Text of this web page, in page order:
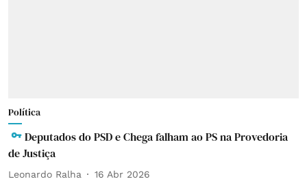
Política
Deputados do PSD e Chega falham ao PS na Provedoria
de Justiça
Leonardo Ralha 16 Abr 2026